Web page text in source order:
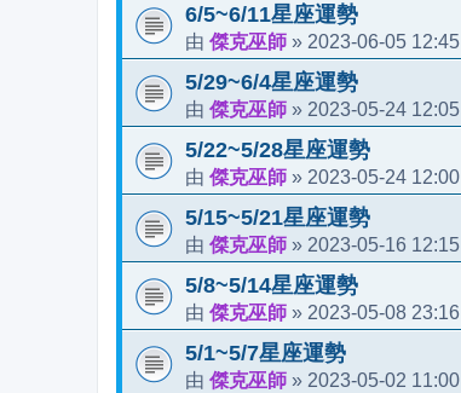
6/5~6/11星座運勢
由 傑克巫師 » 2023-06-05 12:45
5/29~6/4星座運勢
由 傑克巫師 » 2023-05-24 12:05
5/22~5/28星座運勢
由 傑克巫師 » 2023-05-24 12:00
5/15~5/21星座運勢
由 傑克巫師 » 2023-05-16 12:15
5/8~5/14星座運勢
由 傑克巫師 » 2023-05-08 23:16
5/1~5/7星座運勢
由 傑克巫師 » 2023-05-02 11:00